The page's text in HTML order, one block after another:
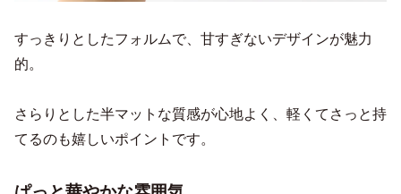
すっきりとしたフォルムで、甘すぎないデザインが魅力
的。
さらりとした半マットな質感が心地よく、軽くてさっと持
てるのも嬉しいポイントです。